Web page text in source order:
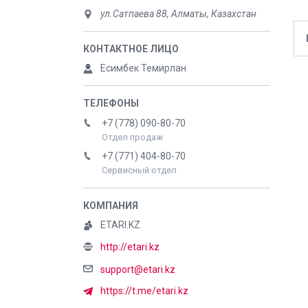
ул.Сатпаева 88, Алматы, Казахстан
Есимбек Темирлан
+7 (778) 090-80-70
Отдел продаж
+7 (771) 404-80-70
Сервисный отдел
ETARI.KZ
http://etari.kz
support@etari.kz
https://t.me/etari.kz